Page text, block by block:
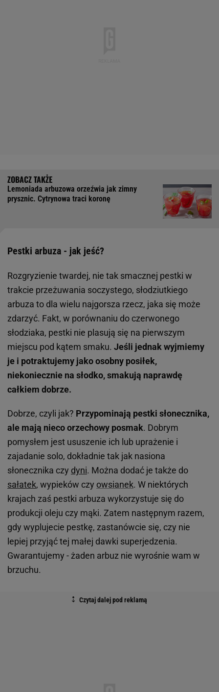
Lemoniada arbuzowa orzeźwia jak zimny
prysznic. Cytrynowa traci koronę
Pestki arbuza - jak jeść?
Rozgryzienie twardej, nie tak smacznej pestki w
trakcie przeżuwania soczystego, słodziutkiego
arbuza to dla wielu najgorsza rzecz, jaka się może
zdarzyć. Fakt, w porównaniu do czerwonego
słodziaka, pestki nie plasują się na pierwszym
miejscu pod kątem smaku. Jeśli jednak wyjmiemy
je i potraktujemy jako osobny posiłek,
niekoniecznie na słodko, smakują naprawdę
całkiem dobrze.
Dobrze, czyli jak? Przypominają pestki słonecznika,
ale mają nieco orzechowy posmak. Dobrym
pomysłem jest ususzenie ich lub uprażenie i
zajadanie solo, dokładnie tak jak nasiona
słonecznika czy dyni. Można dodać je także do
sałatek, wypieków czy owsianek. W niektórych
krajach zaś pestki arbuza wykorzystuje się do
produkcji oleju czy mąki. Zatem następnym razem,
gdy wyplujecie pestkę, zastanówcie się, czy nie
lepiej przyjąć tej małej dawki superjedzenia.
Gwarantujemy - żaden arbuz nie wyrośnie wam w
brzuchu.